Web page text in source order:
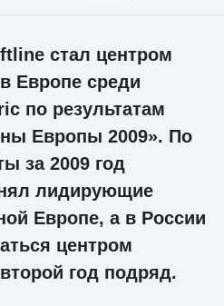
стал центром
Европе среди
по результатам
Европы 2009». По
за 2009 год
лидирующие
Европе, а в России
центром
год подряд.